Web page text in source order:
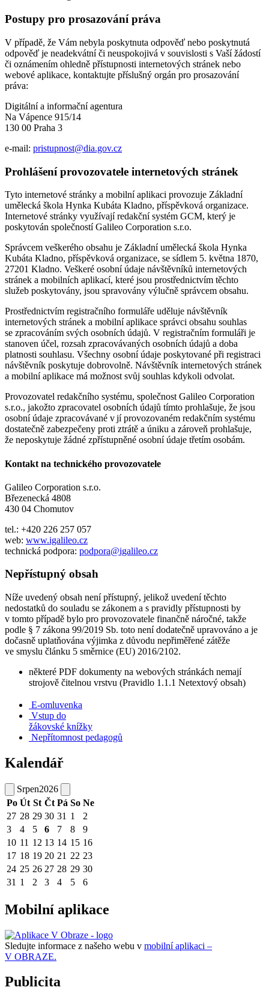
Postupy pro prosazování práva
V případě, že Vám nebyla poskytnuta odpověď nebo poskytnutá
odpověď je neadekvátní či neuspokojivá v souvislosti s Vaší žádostí
či oznámením ohledně přístupnosti internetových stránek nebo
webové aplikace, kontaktujte příslušný orgán pro prosazování
práva:
Digitální a informační agentura
Na Vápence 915/14
130 00 Praha 3
e-mail: pristupnost@dia.gov.cz
Prohlášení provozovatele internetových stránek
Tyto internetové stránky a mobilní aplikaci provozuje Základní
umělecká škola Hynka Kubáta Kladno, příspěvková organizace.
Internetové stránky využívají redakční systém GCM, který je
poskytován společností Galileo Corporation s.r.o.
Správcem veškerého obsahu je Základní umělecká škola Hynka
Kubáta Kladno, příspěvková organizace, se sídlem 5. května 1870,
27201 Kladno. Veškeré osobní údaje návštěvníků internetových
stránek a mobilních aplikací, které jsou prostřednictvím těchto
služeb poskytovány, jsou spravovány výlučně správcem obsahu.
Prostřednictvím registračního formuláře uděluje návštěvník
internetových stránek a mobilní aplikace správci obsahu souhlas
se zpracováním svých osobních údajů. V registračním formuláři je
stanoven účel, rozsah zpracovávaných osobních údajů a doba
platnosti souhlasu. Všechny osobní údaje poskytované při registraci
návštěvník poskytuje dobrovolně. Návštěvník internetových stránek
a mobilní aplikace má možnost svůj souhlas kdykoli odvolat.
Provozovatel redakčního systému, společnost Galileo Corporation
s.r.o., jakožto zpracovatel osobních údajů tímto prohlašuje, že jsou
osobní údaje zpracovávané v jí provozovaném redakčním systému
dostatečně zabezpečeny proti ztrátě a úniku a zároveň prohlašuje,
že neposkytuje žádné zpřístupněné osobní údaje třetím osobám.
Kontakt na technického provozovatele
Galileo Corporation s.r.o.
Březenecká 4808
430 04 Chomutov
tel.: +420 226 257 057
web: www.igalileo.cz
technická podpora: podpora@igalileo.cz
Nepřístupný obsah
Níže uvedený obsah není přístupný, jelikož uvedení těchto
nedostatků do souladu se zákonem a s pravidly přístupnosti by
v tomto případě bylo pro provozovatele finančně náročné, takže
podle § 7 zákona 99/2019 Sb. toto není dodatečně upravováno a je
dočasně uplatňována výjimka z důvodu nepřiměřené zátěže
ve smyslu článku 5 směrnice (EU) 2016/2102.
některé PDF dokumenty na webových stránkách nemají
strojově čitelnou vrstvu (Pravidlo 1.1.1 Netextový obsah)
E-omluvenka
Vstup do
žákovské knížky
Nepřítomnost pedagogů
Kalendář
Srpen2026
Po Út St Čt Pá So Ne
27 28 29 30 31 1
2
3
4 5 6 7 8
9
10 11 12 13 14 15 16
17 18 19 20 21 22 23
24 25 26 27 28 29 30
31 1 2 3 4 5 6
Mobilní aplikace
Sledujte informace z našeho webu v mobilní aplikaci –
V OBRAZE.
Publicita